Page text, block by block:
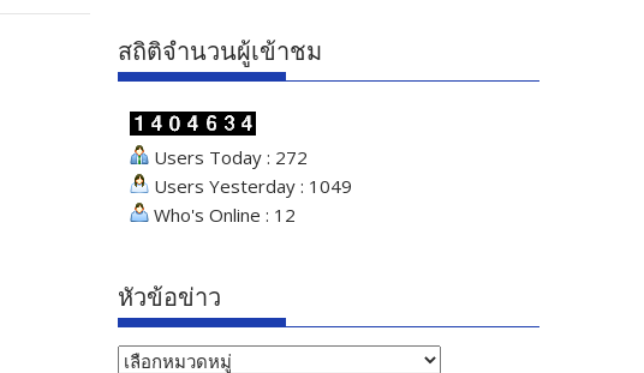
สถิติจำนวนผู้เข้าชม
Users Today : 272
Users Yesterday : 1049
Who's Online : 12
หัวข้อข่าว
หัวข้อ